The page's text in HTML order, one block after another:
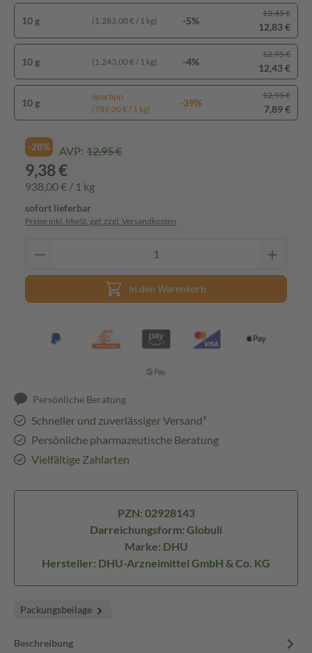
10 g (1.283,00 € / 1 kg) -5%
13,45 €
12,83 €
10 g (1.243,00 € / 1 kg) -4%
12,95 €
12,43 €
10 g
Spartipp
(789,00 € / 1 kg)
-39%
12,95 €
7,89 €
-28% AVP: 12,95 €
9,38 €
938,00 € / 1 kg
sofort lieferbar
Preise inkl. MwSt. ggf. zzgl. Versandkosten
In den Warenkorb
Persönliche Beratung
Schneller und zuverlässiger Versand³
Persönliche pharmazeutische Beratung
Vielfältige Zahlarten
PZN: 02928143
Darreichungsform: Globuli
Marke: DHU
Hersteller: DHU-Arzneimittel GmbH & Co. KG
Packungsbeilage
Beschreibung